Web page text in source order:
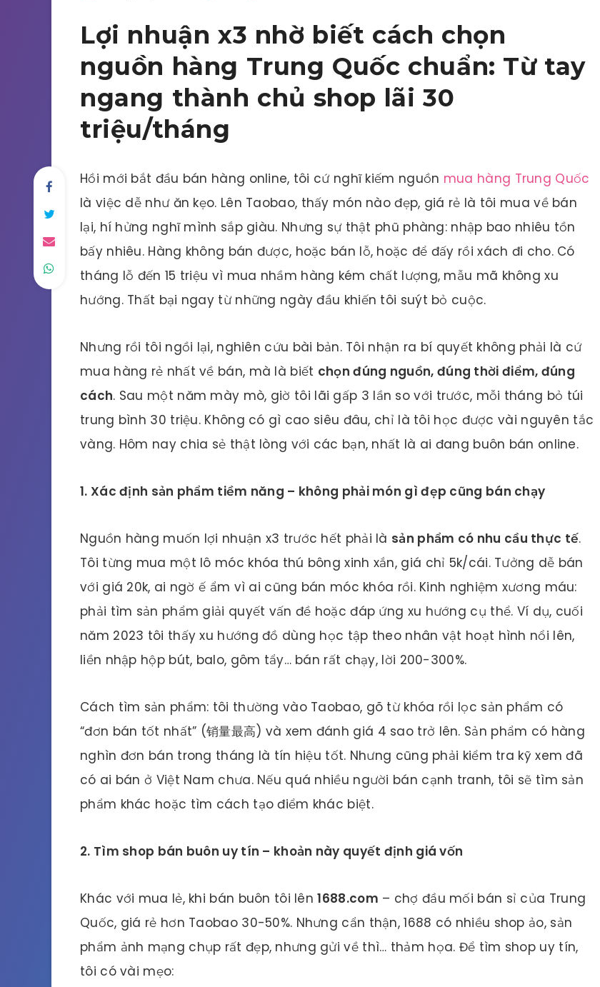
Lợi nhuận x3 nhờ biết cách chọn
nguồn hàng Trung Quốc chuẩn: Từ tay
ngang thành chủ shop lãi 30
triệu/tháng
Hồi mới bắt đầu bán hàng online, tôi cứ nghĩ kiếm nguồn mua hàng Trung Quốc
là việc dễ như ăn kẹo. Lên Taobao, thấy món nào đẹp, giá rẻ là tôi mua về bán
lại, hí hửng nghĩ mình sắp giàu. Nhưng sự thật phũ phàng: nhập bao nhiêu tồn
bấy nhiêu. Hàng không bán được, hoặc bán lỗ, hoặc để đấy rồi xách đi cho. Có
tháng lỗ đến 15 triệu vì mua nhầm hàng kém chất lượng, mẫu mã không xu
hướng. Thất bại ngay từ những ngày đầu khiến tôi suýt bỏ cuộc.
Nhưng rồi tôi ngồi lại, nghiên cứu bài bản. Tôi nhận ra bí quyết không phải là cứ
mua hàng rẻ nhất về bán, mà là biết chọn đúng nguồn, đúng thời điểm, đúng
cách. Sau một năm mày mò, giờ tôi lãi gấp 3 lần so với trước, mỗi tháng bỏ túi
trung bình 30 triệu. Không có gì cao siêu đâu, chỉ là tôi học được vài nguyên tắc
vàng. Hôm nay chia sẻ thật lòng với các bạn, nhất là ai đang buôn bán online.
1. Xác định sản phẩm tiềm năng – không phải món gì đẹp cũng bán chạy
Nguồn hàng muốn lợi nhuận x3 trước hết phải là sản phẩm có nhu cầu thực tế.
Tôi từng mua một lô móc khóa thú bông xinh xắn, giá chỉ 5k/cái. Tưởng dễ bán
với giá 20k, ai ngờ ế ẩm vì ai cũng bán móc khóa rồi. Kinh nghiệm xương máu:
phải tìm sản phẩm giải quyết vấn đề hoặc đáp ứng xu hướng cụ thể. Ví dụ, cuối
năm 2023 tôi thấy xu hướng đồ dùng học tập theo nhân vật hoạt hình nổi lên,
liền nhập hộp bút, balo, gôm tẩy… bán rất chạy, lời 200-300%.
Cách tìm sản phẩm: tôi thường vào Taobao, gõ từ khóa rồi lọc sản phẩm có
“đơn bán tốt nhất” (销量最高) và xem đánh giá 4 sao trở lên. Sản phẩm có hàng
nghìn đơn bán trong tháng là tín hiệu tốt. Nhưng cũng phải kiểm tra kỹ xem đã
có ai bán ở Việt Nam chưa. Nếu quá nhiều người bán cạnh tranh, tôi sẽ tìm sản
phẩm khác hoặc tìm cách tạo điểm khác biệt.
2. Tìm shop bán buôn uy tín – khoản này quyết định giá vốn
Khác với mua lẻ, khi bán buôn tôi lên1688.com – chợ đầu mối bán sỉ của Trung
Quốc, giá rẻ hơn Taobao 30-50%. Nhưng cẩn thận, 1688 có nhiều shop ảo, sản
phẩm ảnh mạng chụp rất đẹp, nhưng gửi về thì… thảm họa. Để tìm shop uy tín,
tôi có vài mẹo: